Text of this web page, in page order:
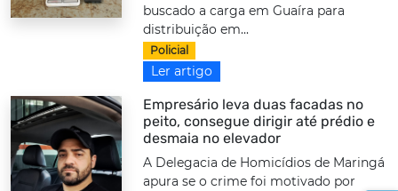
buscado a carga em Guaíra para
distribuição em...
Policial
Ler artigo
Empresário leva duas facadas no
peito, consegue dirigir até prédio e
desmaia no elevador
A Delegacia de Homicídios de Maringá
apura se o crime foi motivado por